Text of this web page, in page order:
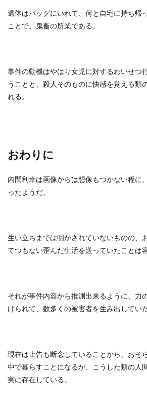
遺体はバッグにいれて、何と自宅に持ち帰
ことで、鬼畜の所業である。
事件の動機はやはり女児に対するわいせつ
うことと、殺人そのものに快感を覚える類
れる。
おわりに
内間利幸は画像からは想像もつかない程に
ったようだ。
生い立ちまでは明かされていないものの、
てつもない歪んだ生活を送っていたことは
それが事件内容から推測出来るように、力
けられて、数多くの被害者を生み出してい
現在は上告も断念していることから、おそ
中で暮らすことになるが、こうした類の人
実に存在している。